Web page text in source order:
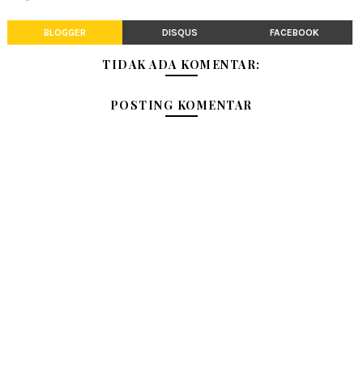
BLOGGER DISQUS FACEBOOK
TIDAK ADA KOMENTAR:
POSTING KOMENTAR